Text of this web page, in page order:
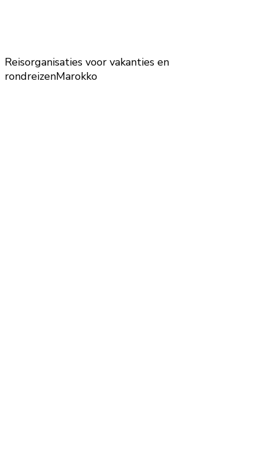
Reisorganisaties voor vakanties en
rondreizenMarokko